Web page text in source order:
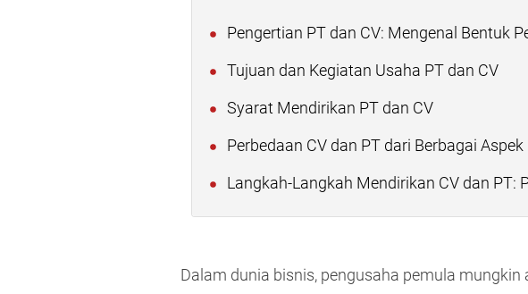
Pengertian PT dan CV: Mengenal Bentuk
Tujuan dan Kegiatan Usaha PT dan CV
Syarat Mendirikan PT dan CV
Perbedaan CV dan PT dari Berbagai Aspek
Langkah-Langkah Mendirikan CV dan
Dalam dunia bisnis, pengusaha pemula